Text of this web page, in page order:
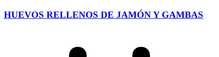
HUEVOS RELLENOS DE JAMÓN Y GAMBAS